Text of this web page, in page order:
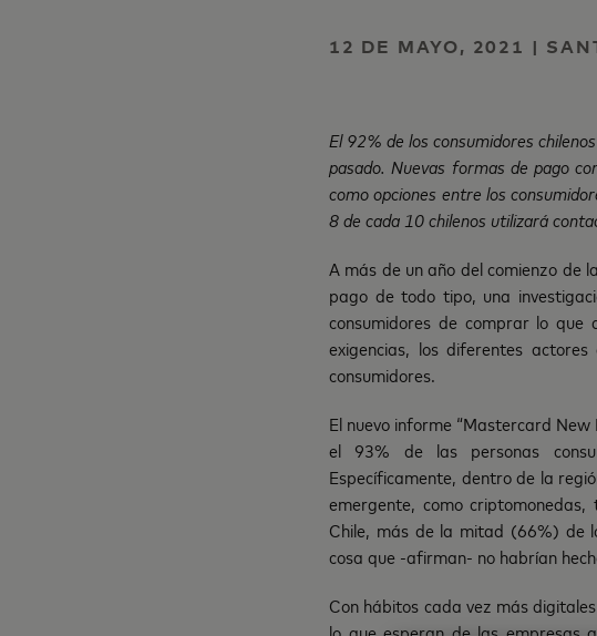
12 DE MAYO, 2021 |
El 92% de los consumidores
pasado. Nuevas formas de pago
como opciones entre los
8 de cada 10 chilenos utilizará
A más de un año del comienzo de
pago de todo tipo, una
consumidores de comprar lo que
exigencias, los diferentes
consumidores.
El nuevo informe “Mastercard
el 93% de las personas
Específicamente, dentro de la
emergente, como
Chile, más de la mitad (66%) de
cosa que -afirman- no habrían
Con hábitos cada vez más
lo que esperan de las empresas